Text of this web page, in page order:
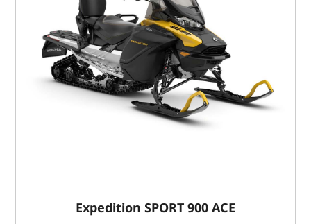
Expedition SPORT 900 ACE